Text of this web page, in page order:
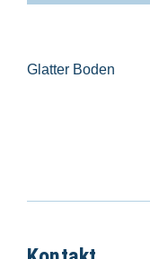
Glatter Boden